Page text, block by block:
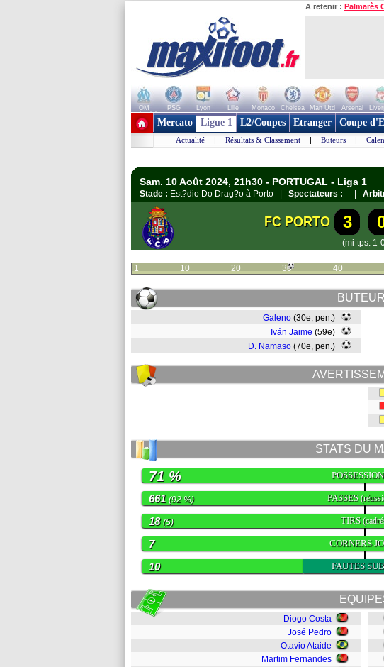
A retenir : Palmarès
OM PSG Lyon Lille Monaco Chelsea Man Utd Arsenal
+ de clubs
Mercato Ligue 1 L2/Coupes Etranger Coupe
Actualité | Résultats & Classement | Buteurs |
Sam. 10 Août 2024, 21h30 - PORTUGAL - Liga 1
Stade : Est?dio Do Drag?o à Porto | Spectateurs : - |
FC PORTO 3
(mi-tps: 1-
1 10 20 30 40
Galeno (30e, pen.)
Iván Jaime (59e)
D. Namaso (70e, pen.)
STATS DU
POSSESSION
71 %
PASSES
661 (92 %)
TIRS
18(5)
CORNERS
7
FAUTES
10
Diogo Costa
José Pedro
Otavio Ataide
Martim Fernandes